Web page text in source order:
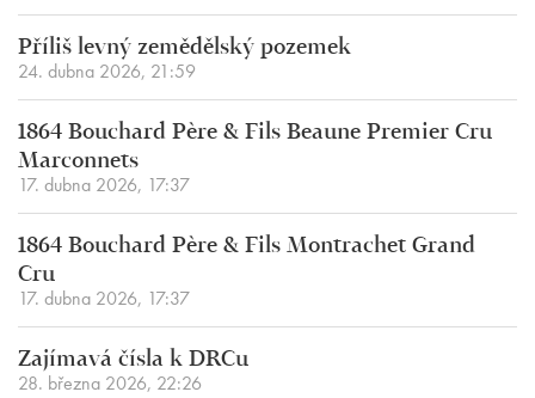
Příliš levný zemědělský pozemek
24. dubna 2026, 21:59
1864 Bouchard Père & Fils Beaune Premier Cru
Marconnets
17. dubna 2026, 17:37
1864 Bouchard Père & Fils Montrachet Grand
Cru
17. dubna 2026, 17:37
Zajímavá čísla k DRCu
28. března 2026, 22:26